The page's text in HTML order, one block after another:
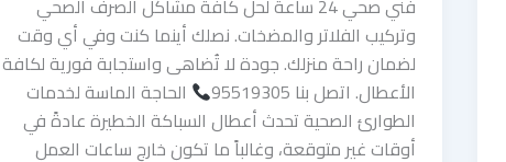
فني صحي 24 ساعة لحل كافة مشاكل الصرف الصحي
وتركيب الفلاتر والمضخات. نصلك أينما كنت وفي أي وقت
لضمان راحة منزلك. جودة لا تُضاهى واستجابة فورية لكافة
الأعطال. اتصل بنا 95519305
الحاجة الماسة لخدمات
الطوارئ الصحية تحدث أعطال السباكة الخطيرة عادةً في
أوقات غير متوقعة، وغالباً ما تكون خارج ساعات العمل